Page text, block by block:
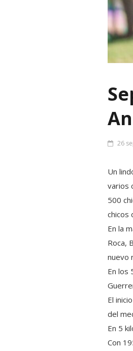
26
Un
varios
500
chicos
En la
Roca,
nuevo
En los
El
del
En 5
Con